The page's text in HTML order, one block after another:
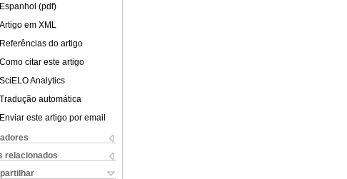
Espanhol (pdf)
Artigo em XML
Referências do artigo
Como citar este artigo
SciELO Analytics
Tradução automática
Enviar este artigo por email
relacionados